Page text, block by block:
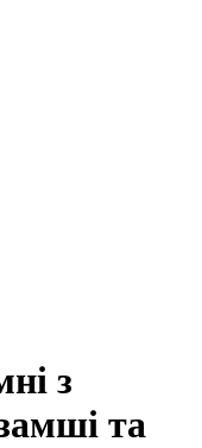
з
та